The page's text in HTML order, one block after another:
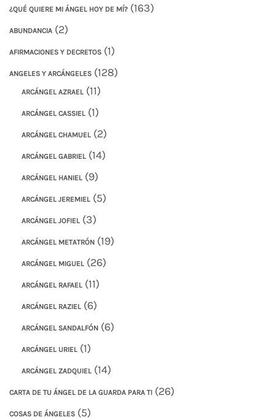
¿QUÉ QUIERE MI ÁNGEL HOY DE MÍ? (163)
ABUNDANCIA (2)
AFIRMACIONES Y DECRETOS (1)
ANGELES Y ARCÁNGELES (128)
ARCÁNGEL AZRAEL (11)
ARCÁNGEL CASSIEL (1)
ARCÁNGEL CHAMUEL (2)
ARCÁNGEL GABRIEL (14)
ARCÁNGEL HANIEL (9)
ARCÁNGEL JEREMIEL (5)
ARCÁNGEL JOFIEL (3)
ARCÁNGEL METATRÓN (19)
ARCÁNGEL MIGUEL (26)
ARCÁNGEL RAFAEL (11)
ARCÁNGEL RAZIEL (6)
ARCÁNGEL SANDALFÓN (6)
ARCÁNGEL URIEL (1)
ARCÁNGEL ZADQUIEL (14)
CARTA DE TU ÁNGEL DE LA GUARDA PARA TI (26)
COSAS DE ÁNGELES (5)